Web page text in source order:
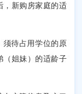
，新购房家庭的适
须待占用学位的原
（姐妹）的适龄子